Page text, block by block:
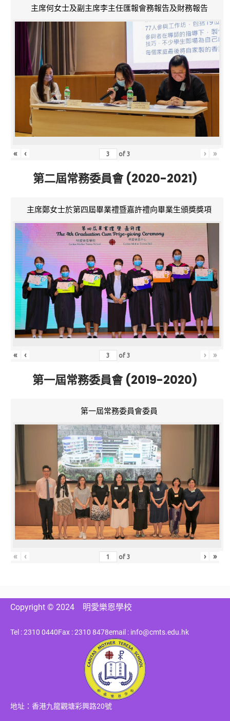
主席何女士及副主席李主任匯報會務報告及財務報告
« ‹ of3 › »
第二屆常務委員會 (2020-2021)
主席鄭女士於第四屆畢業禮暨嘉許禮向畢業生頒獎獎項
« ‹ of3 › »
第一屆常務委員會 (2019-2020)
第一屆常務委員會委員
« ‹ of3 › »
Copyright © 2024 明愛樂恩學校
Tel : 2310 0440Fax : 2310 8478email : info@cmts.edu.hk
地址：香港九龍觀塘彩興路20號